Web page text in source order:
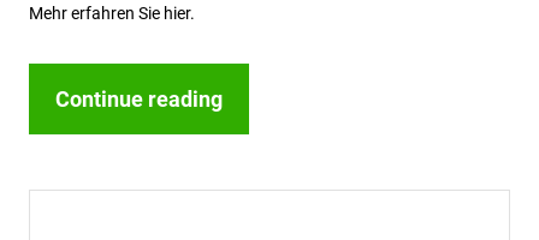
Mehr erfahren Sie hier.
Continue reading